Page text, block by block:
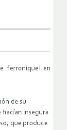
ferroníquel en
de su
insegura
que produce